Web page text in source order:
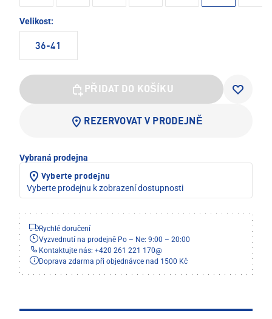
Velikost:
36-41
PŘIDAT DO KOŠÍKU
REZERVOVAT V PRODEJNĚ
Vybraná prodejna
Vyberte prodejnu
Vyberte prodejnu k zobrazení dostupnosti
Rychlé doručení
Vyzvednutí na prodejně Po – Ne: 9:00 – 20:00
Kontaktujte nás: +420 261 221 170@
Doprava zdarma při objednávce nad 1500 Kč